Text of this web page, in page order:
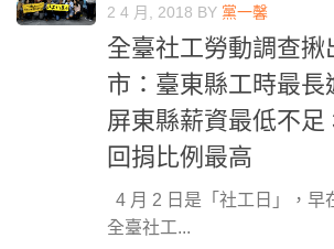
2 4 月, 2018 BY 黨一馨
全臺社工勞動調查揪
市：臺東縣工時最長
屏東縣薪資最低不足
回捐比例最高
4 月 2 日是「社工日」，早
全臺社工...